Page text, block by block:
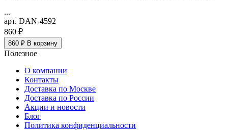
...
арт. DAN-4592
860 ₽
860 ₽ В корзину
Полезное
О компании
Контакты
Доставка по Москве
Доставка по России
Акции и новости
Блог
Политика конфиденциальности